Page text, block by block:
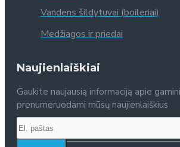
Vandens šildytuvai (boileriai)
Medžiagos ir priedai
Naujienlaiškiai
Gaukite naujausią informaciją apie
prenumeruodami mūsų naujienlaiškius